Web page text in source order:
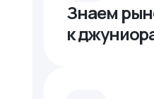
Знаем
к